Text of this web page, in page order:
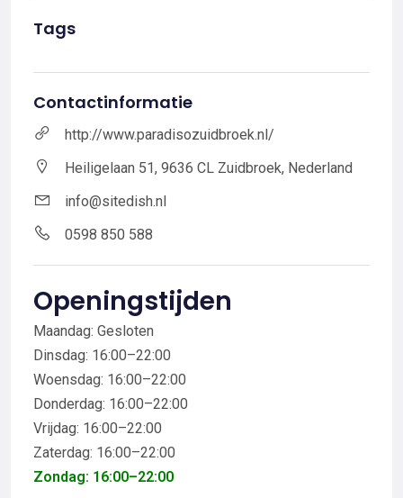
Tags
Contactinformatie
http://www.paradisozuidbroek.nl/
Heiligelaan 51, 9636 CL Zuidbroek, Nederland
info@sitedish.nl
0598 850 588
Openingstijden
Maandag: Gesloten
Dinsdag: 16:00–22:00
Woensdag: 16:00–22:00
Donderdag: 16:00–22:00
Vrijdag: 16:00–22:00
Zaterdag: 16:00–22:00
Zondag: 16:00–22:00